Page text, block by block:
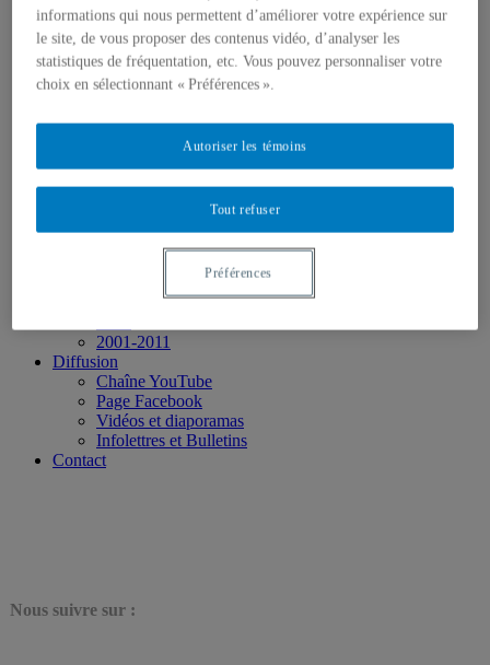
Présence dans les médias
Événements
2026
2025
2024
2022
2020
2019
2001-2011
Diffusion
Chaîne YouTube
Page Facebook
Vidéos et diaporamas
Infolettres et Bulletins
Contact
Nous suivre sur :
informations qui nous permettent d’améliorer votre expérience sur
le site, de vous proposer des contenus vidéo, d’analyser les
statistiques de fréquentation, etc. Vous pouvez personnaliser votre
choix en sélectionnant « Préférences ».
Tout refuser
Autoriser les témoins
Préférences